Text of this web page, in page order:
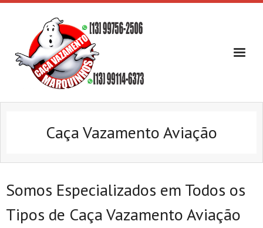
Skip
Caça Vazamento Aviação
Somos Especializados em Todos os
Tipos de Caça Vazamento Aviação